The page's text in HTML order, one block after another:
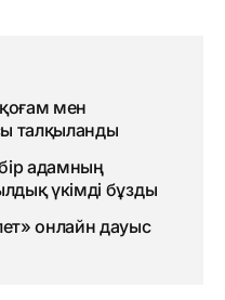
мен
талқыланды
адамның
үкімді бұзды
онлайн дауыс